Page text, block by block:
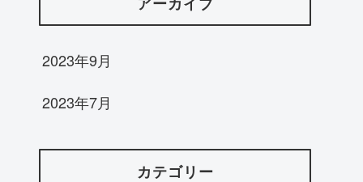
2023年9月
2023年7月
カテゴリー